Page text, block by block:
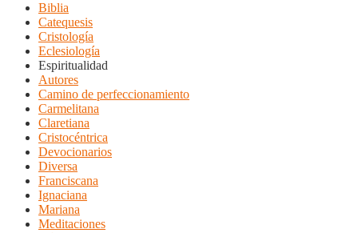
Biblia
Catequesis
Cristología
Eclesiología
Espiritualidad
Autores
Camino de perfeccionamiento
Carmelitana
Claretiana
Cristocéntrica
Devocionarios
Diversa
Franciscana
Ignaciana
Mariana
Meditaciones